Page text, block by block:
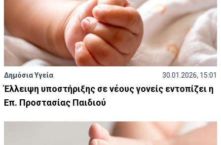
Δημόσια Υγεία 30.01.2026, 15:01
Έλλειψη υποστήριξης σε νέους γονείς εντοπίζει η
Επ. Προστασίας Παιδιού